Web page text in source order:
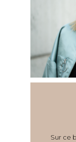
Sur ce